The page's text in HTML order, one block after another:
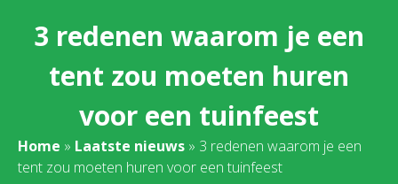
3 redenen waarom je een
tent zou moeten huren
voor een tuinfeest
Home » Laatste nieuws » 3 redenen waarom je een
tent zou moeten huren voor een tuinfeest